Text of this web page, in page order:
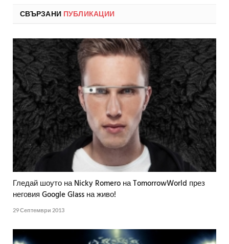
СВЪРЗАНИ ПУБЛИКАЦИИ
Гледай шоуто на Nicky Romero на TomorrowWorld през
неговия Google Glass на живо!
29 Септември 2013